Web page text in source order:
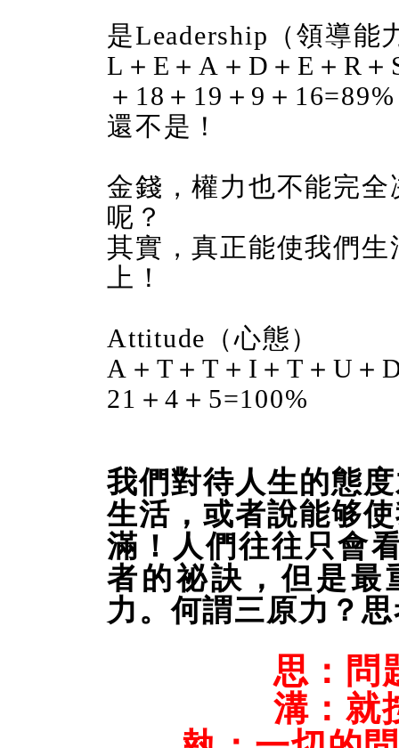
是Leadership（領導能
L＋E＋A＋D＋E＋R
＋18＋19＋9＋16=89%
還不是！
金錢，權力也不能完
呢？
其實，真正能使我們
上！
Attitude（心態）
A＋T＋T＋I＋T＋U＋
21＋4＋5=100%
我們對待人生的態
生活，或者說能够
滿！人們往往只會
者的祕訣，但是最
力。何謂三原力？
思：問
溝：就